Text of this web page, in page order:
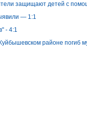
защищают детей с
— 1:1
- 4:1
районе погиб